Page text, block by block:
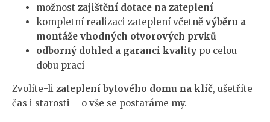
možnost zajištění dotace na zateplení
kompletní realizaci zateplení včetně výběru a
montáže vhodných otvorových prvků
odborný dohled a garanci kvality po celou
dobu prací
Zvolíte-li zateplení bytového domu na klíč, ušetříte
čas i starosti – o vše se postaráme my.